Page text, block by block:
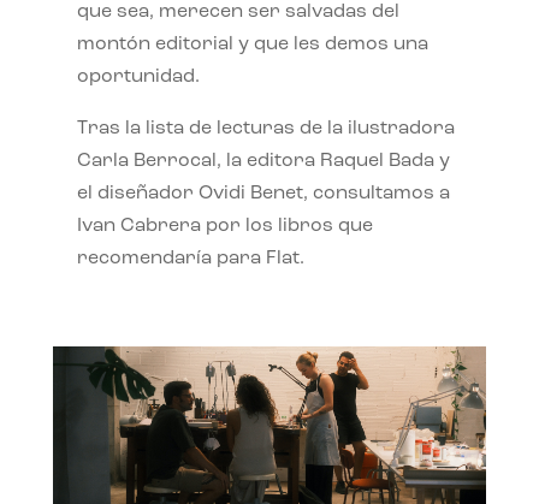
que sea, merecen ser salvadas del
montón editorial y que les demos una
oportunidad.
Tras la lista de lecturas de la ilustradora
Carla Berrocal, la editora Raquel Bada y
el diseñador Ovidi Benet, consultamos a
Ivan Cabrera por los libros que
recomendaría para Flat.